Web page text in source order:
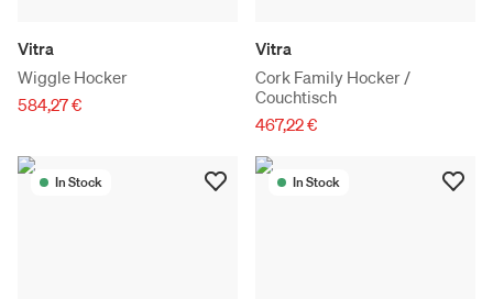
Vitra
Wiggle Hocker
584,27 €
Vitra
Cork Family Hocker /
Couchtisch
467,22 €
In Stock In Stock